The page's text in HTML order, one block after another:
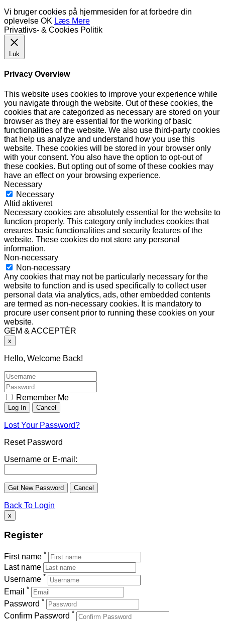
Vi bruger cookies på hjemmesiden for at forbedre din
oplevelse OK Læs Mere
Privatlivs- & Cookies Politik
Luk
Privacy Overview
This website uses cookies to improve your experience while
you navigate through the website. Out of these cookies, the
cookies that are categorized as necessary are stored on your
browser as they are essential for the working of basic
functionalities of the website. We also use third-party cookies
that help us analyze and understand how you use this
website. These cookies will be stored in your browser only
with your consent. You also have the option to opt-out of
these cookies. But opting out of some of these cookies may
have an effect on your browsing experience.
Necessary
Necessary
Altid aktiveret
Necessary cookies are absolutely essential for the website to
function properly. This category only includes cookies that
ensures basic functionalities and security features of the
website. These cookies do not store any personal
information.
Non-necessary
Non-necessary
Any cookies that may not be particularly necessary for the
website to function and is used specifically to collect user
personal data via analytics, ads, other embedded contents
are termed as non-necessary cookies. It is mandatory to
procure user consent prior to running these cookies on your
website.
GEM & ACCEPTÈR
x
Hello, Welcome Back!
Remember Me
Lost Your Password?
Reset Password
Username or E-mail:
Back To Login
x
Register
First name *
Last name
Username *
Email *
Password *
Confirm Password *